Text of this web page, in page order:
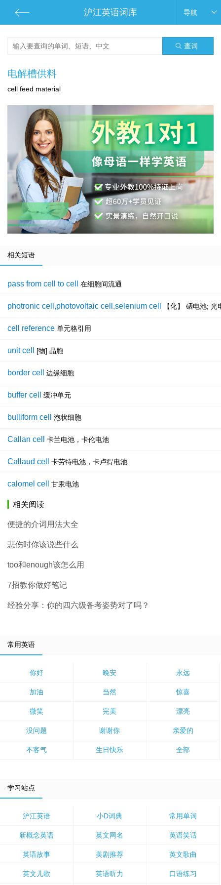
沪江英语词库 导航
查词
电解槽供料
cell feed material
相关短语
pass from cell to cell 在细胞间流通
photronic cell,photovoltaic cell,selenium cell 【化】 硒电池; 光
cell reference 单元格引用
unit cell [物] 晶胞
border cell 边缘细胞
buffer cell 缓冲单元
bulliform cell 泡状细胞
Callan cell 卡兰电池，卡伦电池
Callaud cell 卡劳特电池，卡卢得电池
calomel cell 甘汞电池
相关阅读
便捷的介词用法大全
悲伤时你该说些什么
too和enough该怎么用
7招教你做好笔记
经验分享：你的四六级备考姿势对了吗？
常用英语
你好 晚安 永远
加油 当然 惊喜
微笑 完美 漂亮
没问题 谢谢你 亲爱的
不客气 生日快乐 全部
学习站点
沪江英语 小D词典 常用单词
新概念英语 英文网名 英语笑话
英语故事 美剧推荐 英文歌曲
英文儿歌 英语听力 口语练习